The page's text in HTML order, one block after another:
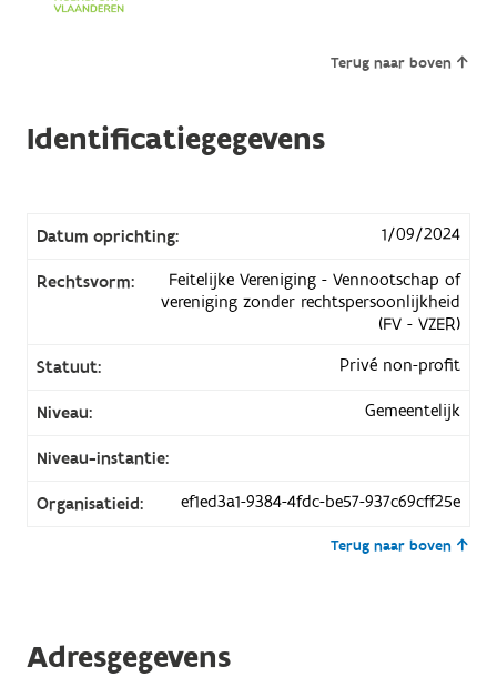
Terug naar boven
Identificatiegegevens
Datum oprichting: 1/09/2024
Rechtsvorm:
Feitelijke Vereniging - Vennootschap of
vereniging zonder rechtspersoonlijkheid
(FV - VZER)
Statuut:
Privé non-profit
Niveau: Gemeentelijk
Niveau-instantie:
Organisatieid: ef1ed3a1-9384-4fdc-be57-937c69cff25e
Terug naar boven
Adresgegevens